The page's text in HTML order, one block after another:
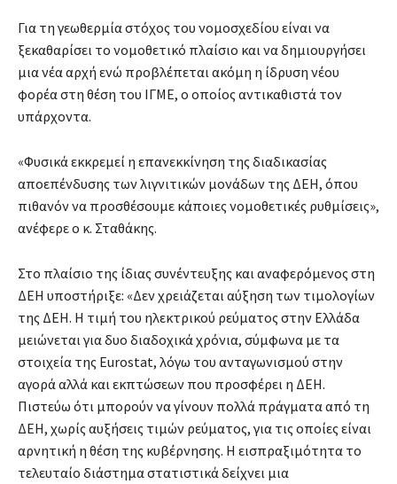
Για τη γεωθερμία στόχος του νομοσχεδίου είναι να
ξεκαθαρίσει το νομοθετικό πλαίσιο και να δημιουργήσει
μια νέα αρχή ενώ προβλέπεται ακόμη η ίδρυση νέου
φορέα στη θέση του ΙΓΜΕ, ο οποίος αντικαθιστά τον
υπάρχοντα.
«Φυσικά εκκρεμεί η επανεκκίνηση της διαδικασίας
αποεπένδυσης των λιγνιτικών μονάδων της ΔΕΗ, όπου
πιθανόν να προσθέσουμε κάποιες νομοθετικές ρυθμίσεις»,
ανέφερε ο κ. Σταθάκης.
Στο πλαίσιο της ίδιας συνέντευξης και αναφερόμενος στη
ΔΕΗ υποστήριξε: «Δεν χρειάζεται αύξηση των τιμολογίων
της ΔΕΗ. Η τιμή του ηλεκτρικού ρεύματος στην Ελλάδα
μειώνεται για δυο διαδοχικά χρόνια, σύμφωνα με τα
στοιχεία της Eurostat, λόγω του ανταγωνισμού στην
αγορά αλλά και εκπτώσεων που προσφέρει η ΔΕΗ.
Πιστεύω ότι μπορούν να γίνουν πολλά πράγματα από τη
ΔΕΗ, χωρίς αυξήσεις τιμών ρεύματος, για τις οποίες είναι
αρνητική η θέση της κυβέρνησης. Η εισπραξιμότητα το
τελευταίο διάστημα στατιστικά δείχνει μια